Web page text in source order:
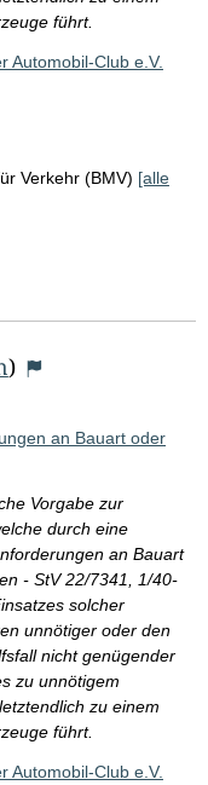
führt.
Automobil-Club e.V.
Verkehr (BMV) [alle
)
an Bauart oder
Vorgabe zur
durch eine
an Bauart
- StV 22/7341, 1/40-
solcher
unnötiger oder den
nicht genügender
zu unnötigem
zu einem
führt.
Automobil-Club e.V.